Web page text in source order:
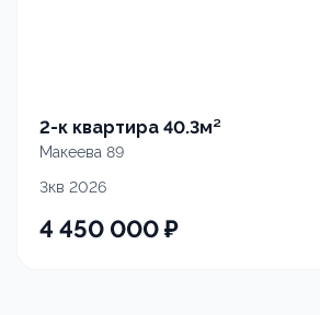
2-к квартира 40.3м²
Макеева 89
3кв 2026
4 450 000₽